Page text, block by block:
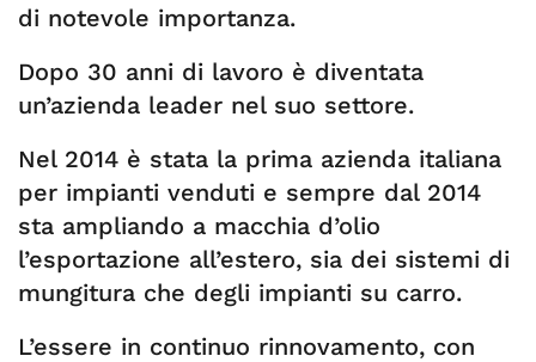
di notevole importanza.
Dopo 30 anni di lavoro è diventata
un’azienda leader nel suo settore.
Nel 2014 è stata la prima azienda italiana
per impianti venduti e sempre dal 2014
sta ampliando a macchia d’olio
l’esportazione all’estero, sia dei sistemi di
mungitura che degli impianti su carro.
L’essere in continuo rinnovamento, con